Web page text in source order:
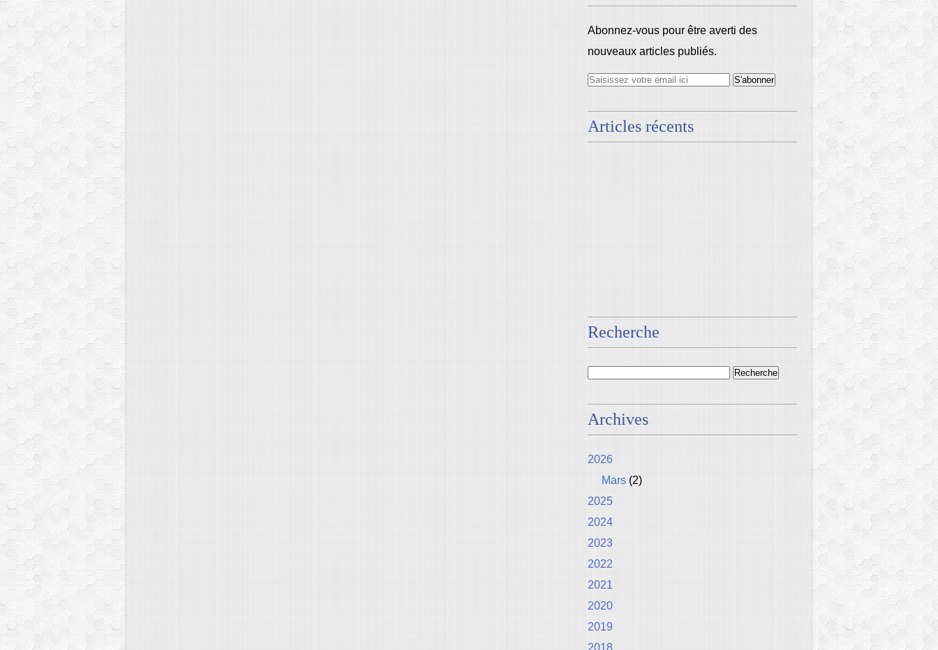
Abonnez-vous pour être averti des
nouveaux articles publiés.
Articles récents
Recherche
Archives
2026
Mars (2)
2025
2024
2023
2022
2021
2020
2019
2018